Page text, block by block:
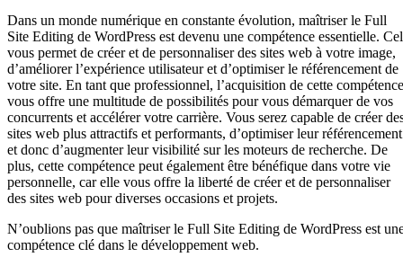
Dans un monde numérique en constante évolution, maîtriser le Full
Site Editing de WordPress est devenu une compétence essentielle.
vous permet de créer et de personnaliser des sites web à votre image,
d’améliorer l’expérience utilisateur et d’optimiser le référencement de
votre site. En tant que professionnel, l’acquisition de cette compétence
vous offre une multitude de possibilités pour vous démarquer de vos
concurrents et accélérer votre carrière. Vous serez capable de créer
sites web plus attractifs et performants, d’optimiser leur référencement
et donc d’augmenter leur visibilité sur les moteurs de recherche. De
plus, cette compétence peut également être bénéfique dans votre vie
personnelle, car elle vous offre la liberté de créer et de personnaliser
des sites web pour diverses occasions et projets.
N’oublions pas que maîtriser le Full Site Editing de WordPress est
compétence clé dans le développement web.